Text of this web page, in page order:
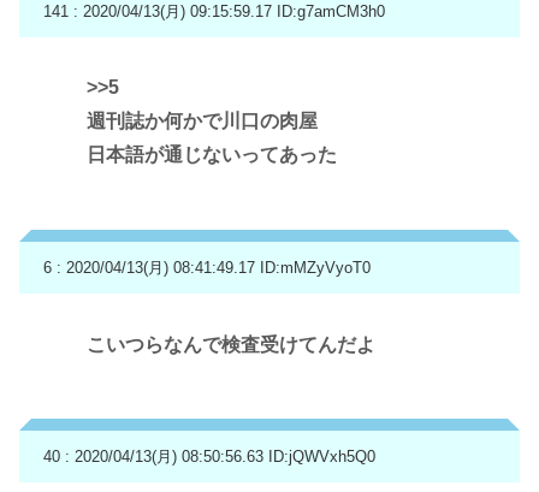
141 : 2020/04/13(月) 09:15:59.17 ID:g7amCM3h0
>>5
週刊誌か何かで川口の肉屋
日本語が通じないってあった
6 : 2020/04/13(月) 08:41:49.17 ID:mMZyVyoT0
こいつらなんで検査受けてんだよ
40 : 2020/04/13(月) 08:50:56.63 ID:jQWVxh5Q0